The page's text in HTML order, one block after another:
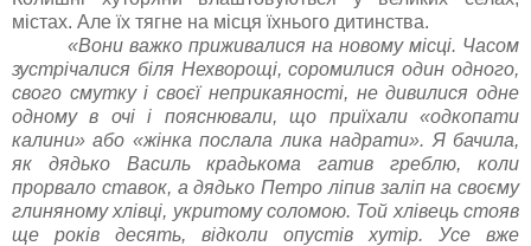
містах. Але їх тягне на місця їхнього дитинства.
«Вони важко приживалися на новому місці. Часом
зустрічалися біля Нехворощі, соромилися один одного,
свого смутку і своєї неприкаяності, не дивилися одне
одному в очі і пояснювали, що приїхали «одкопати
калини» або «жінка послала лика надрати». Я бачила,
як дядько Василь крадькома гатив греблю, коли
прорвало ставок, а дядько Петро ліпив заліп на своєму
глиняному хлівці, укритому соломою. Той хлівець стояв
ще років десять, відколи опустів хутір. Усе вже